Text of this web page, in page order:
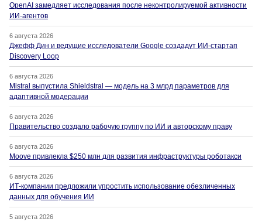
OpenAI замедляет исследования после неконтролируемой активности
ИИ-агентов
6 августа 2026
Джефф Дин и ведущие исследователи Google создадут ИИ-стартап
Discovery Loop
6 августа 2026
Mistral выпустила Shieldstral — модель на 3 млрд параметров для
адаптивной модерации
6 августа 2026
Правительство создало рабочую группу по ИИ и авторскому праву
6 августа 2026
Moove привлекла $250 млн для развития инфраструктуры роботакси
6 августа 2026
ИТ-компании предложили упростить использование обезличенных
данных для обучения ИИ
5 августа 2026